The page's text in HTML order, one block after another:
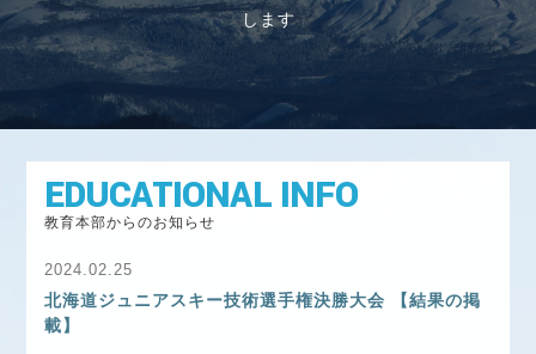
競技本部からのお知らせ
ウィンタースポーツ選手からのメッセージ
ジャンプ コンバインド クロスカントリー
マスターズ
教育本部
教育本部からのお知らせ
します
EDUCATIONAL INFO
教育本部からのお知らせ
2024.02.25
北海道ジュニアスキー技術選手権決勝大会 【結果の掲
載】